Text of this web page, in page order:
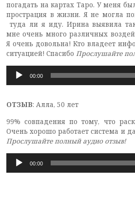
погадать на картах Таро. У меня
прострация в жизни. Я не могла
туда ли я иду. Ирина выявила
мне очень много различных
Я очень довольна! Кто владеет
ситуацией! Спасибо Прослушайте
Аудиоплеер
00:00
ОТЗЫВ: Алла, 50 лет
99% совпадения по тому, что
Очень хорошо работает система и
Прослушайте полный аудио отзыв!
Аудиоплеер
00:00